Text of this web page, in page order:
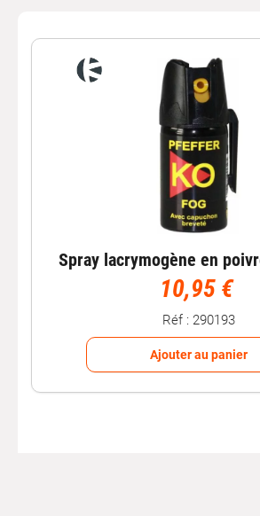
Spray lacrymogène en
10,95 €
Réf : 290193
Ajouter au panier